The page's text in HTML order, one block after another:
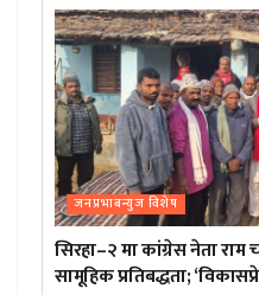
जनप्रभाबन्युज विशेष
सिरहा–२ मा कांग्रेस नेता राम
सामूहिक प्रतिबद्धता;